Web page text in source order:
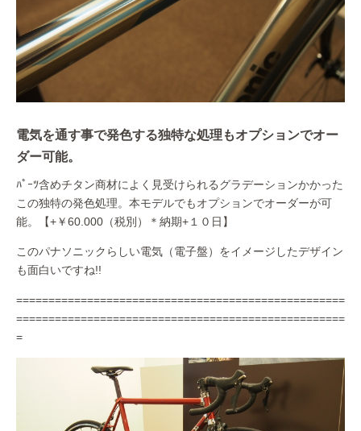
電気を通す事で発色する独特な処理もオプションでオー
ダー可能。
ﾊﾟｰﾂ含めチタン商材によく見受けられるグラデーションかかった
この独特の発色処理。本モデルでもオプションでオーダーが可
能。【+￥60.000（税別）＊納期+１０日】
このパナソニックらしい電気（電子盤）をイメージしたデザイン
も面白いですね!!
===================================================
===================================================
=